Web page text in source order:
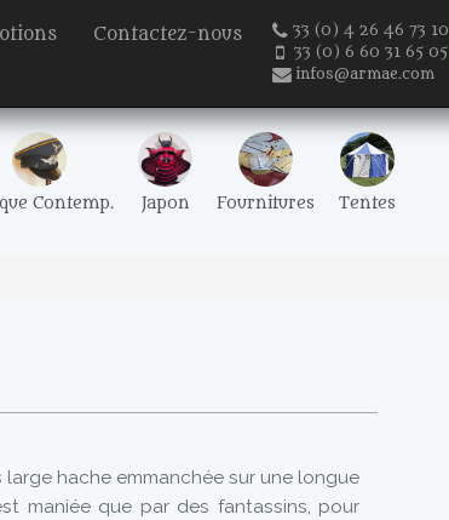
Contactez-nous
33 (0) 4 26 46 73 10
33 (0) 6 60 31 65 05
infos@armae.com
Contemp. Japon Fournitures Tentes
hache emmanchée sur une longue
maniée que par des fantassins, pour